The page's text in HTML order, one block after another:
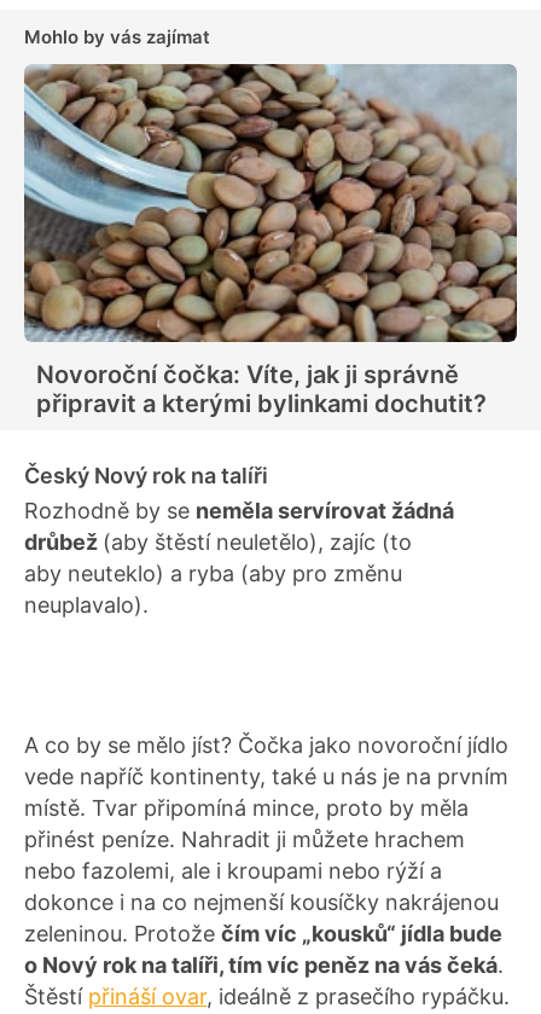
Mohlo by vás zajímat
Novoroční čočka: Víte, jak ji správně
připravit a kterými bylinkami dochutit?
Český Nový rok na talíři
Rozhodně by se neměla servírovat žádná
drůbež (aby štěstí neuletělo), zajíc (to
aby neuteklo) a ryba (aby pro změnu
neuplavalo).
A co by se mělo jíst? Čočka jako novoroční jídlo
vede napříč kontinenty, také u nás je na prvním
místě. Tvar připomíná mince, proto by měla
přinést peníze. Nahradit ji můžete hrachem
nebo fazolemi, ale i kroupami nebo rýží a
dokonce i na co nejmenší kousíčky nakrájenou
zeleninou. Protože čím víc „kousků“ jídla bude
o Nový rok na talíři, tím víc peněz na vás čeká.
Štěstí přináší ovar, ideálně z prasečího rypáčku.